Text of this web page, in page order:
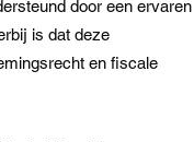
door een ervaren
is dat deze
en fiscale